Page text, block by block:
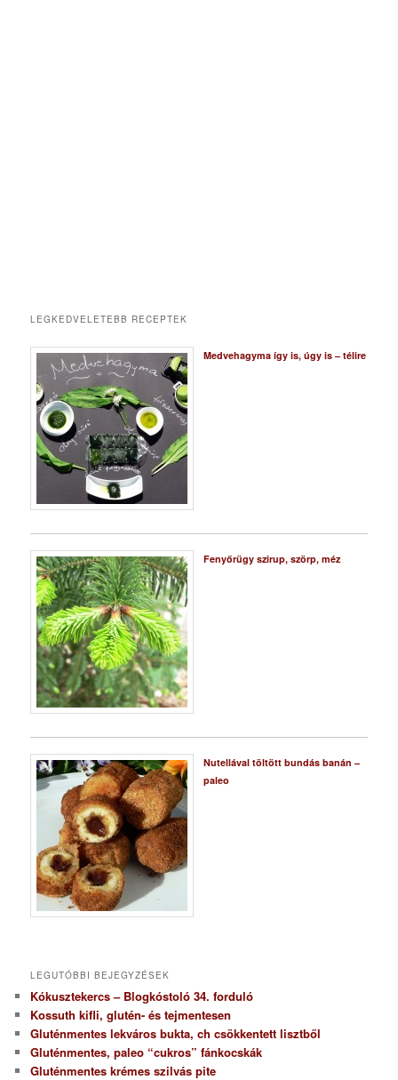
LEGKEDVELETEBB RECEPTEK
Medvehagyma így is, úgy is – télire
Fenyőrügy szirup, szörp, méz
Nutellával töltött bundás banán –
paleo
LEGUTÓBBI BEJEGYZÉSEK
Kókusztekercs – Blogkóstoló 34. forduló
Kossuth kifli, glutén- és tejmentesen
Gluténmentes lekváros bukta, ch csökkentett lisztből
Gluténmentes, paleo “cukros” fánkocskák
Gluténmentes krémes szilvás pite